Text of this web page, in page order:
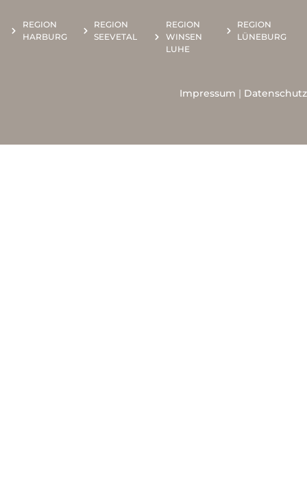
REGION
HARBURG
REGION
SEEVETAL
REGION
WINSEN
LUHE
REGION
LÜNEBURG
Impressum | Datenschutz